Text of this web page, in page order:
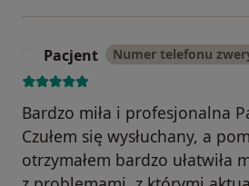
Pacjent Numer telefonu
Bardzo miła i profesjonalna
Czułem się wysłuchany, a
otrzymałem bardzo ułatwiła